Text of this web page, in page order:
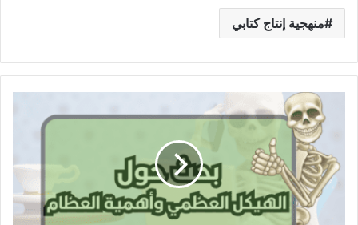
منهجية إنتاج كتابي
الهيكل
العظمي
العظام